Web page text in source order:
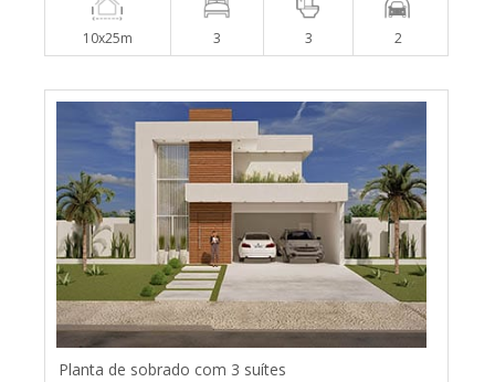
10x25m 3 3 2
Planta de sobrado com 3 suítes